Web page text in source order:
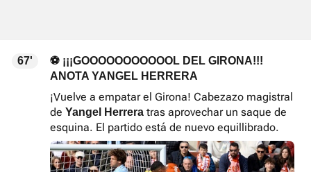
67'
⚽ ¡¡¡GOOOOOOOOOOOL DEL GIRONA!!!
ANOTA YANGEL HERRERA
¡Vuelve a empatar el Girona! Cabezazo magistral
de Yangel Herrera tras aprovechar un saque de
esquina. El partido está de nuevo equillibrado.